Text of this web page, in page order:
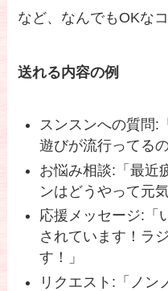
など、なんでもOKな
送れる内容の例
スンスンへの質問:
遊びが流行ってるの
お悩み相談:「最近
ンはどうやって元
応援メッセージ:「
されています！ラ
す！」
リクエスト:「ノン